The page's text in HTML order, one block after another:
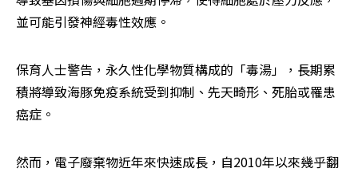
並可能引發神經毒性效應。
保育人士警告，永久性化學物質構成的「毒湯」，長期累
積將導致海豚免疫系統受到抑制、先天畸形、死胎或罹患
癌症。
然而，電子廢棄物近年來快速成長，自2010年以來幾乎翻